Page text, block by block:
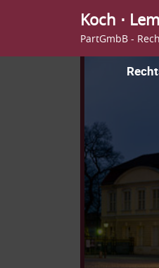
Koch ⋅
PartGmbB -